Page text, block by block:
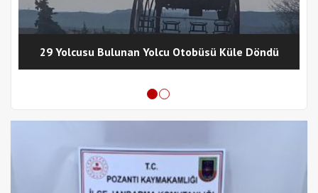
29 Yolcusu Bulunan Yolcu Otobüsü Küle Döndü